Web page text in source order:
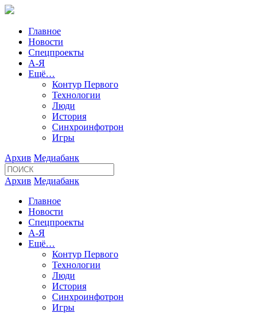
Главное
Новости
Спецпроекты
А-Я
Ещё…
Контур Первого
Технологии
Люди
История
Синхроинфотрон
Игры
Архив Медиабанк
Архив Медиабанк
Главное
Новости
Спецпроекты
А-Я
Ещё…
Контур Первого
Технологии
Люди
История
Синхроинфотрон
Игры